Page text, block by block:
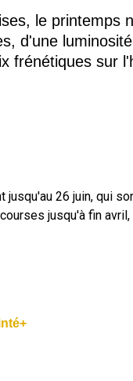
le printemps
d'une
frénétiques sur
jusqu'au 26 juin, qui
jusqu'à fin